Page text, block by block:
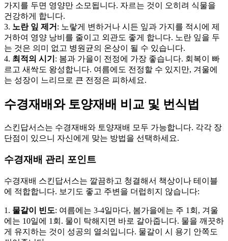
가지를 두면 영양만 소모됩니다. 자르는 것이 오히려 식물을
건강하게 합니다.
3. 노란 잎 제거 : 노랗게 변하거나 시든 잎과 가지를 적시에 제
거하여 영양 낭비를 줄이고 외관도 좋게 합니다. 노란 잎을 두
는 것은 의미 없고 병원균의 온상이 될 수 있습니다.
4. 최적의 시기 : 봄과 가을이 전정에 가장 좋습니다. 회복이 빠
르고 새싹도 왕성합니다. 여름에도 전정할 수 있지만, 겨울에
는 성장이 느리므로 큰 전정은 피하세요.
수경재배와 토양재배 비교 및 번식법
스킨답서스는 수경재배와 토양재배 모두 가능합니다. 각각 장
단점이 있으니 자신에게 맞는 방법을 선택하세요.
수경재배 관리 포인트
수경재배 스킨답서스는 깔끔하고 청결해서 책상이나 테이블
에 적합합니다. 보기도 좋고 주변을 더럽히지 않습니다:
1. 물갈이 빈도: 여름에는 3-4일마다, 봄가을에는 주 1회, 겨울
에는 10일에 1회. 물이 탁해지면 바로 갈아줍니다. 물을 깨끗하
게 유지하는 것이 성공의 열쇠입니다. 물갈이 시 용기 안쪽도